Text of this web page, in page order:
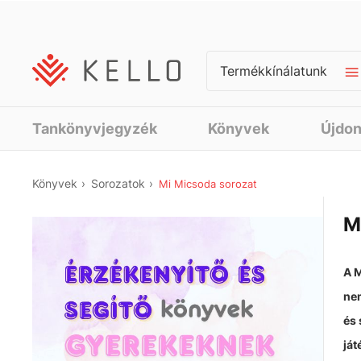
Termékkínálatunk
Tankönyvjegyzék Könyvek
Könyvek Sorozatok Mi Micsoda sorozat
A
és